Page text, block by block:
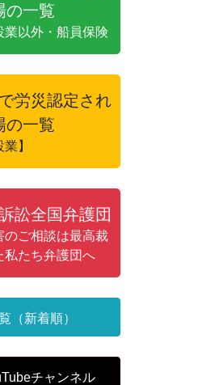
の一覧
業以外・船員保険
労災認定され
の一覧
業】
訟全国弁護団
のご相談は最高裁
私たち弁護団へ
（新着順）
チャンネル